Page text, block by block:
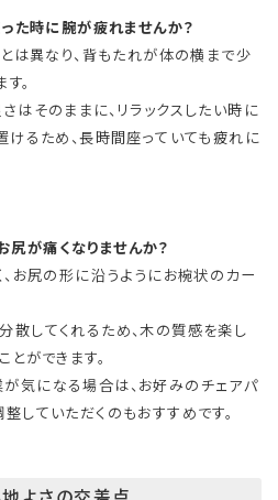
た時に腕が疲れませんか？
は異なり、背もたれが体の横まで少
。
はそのままに、リラックスしたい時に
けるため、長時間座っていても疲れに
尻が痛くなりませんか？
お尻の形に沿うようにお椀状のカー
散してくれるため、木の質感を楽し
とができます。
気になる場合は、お好みのチェアパ
していただくのもおすすめです。